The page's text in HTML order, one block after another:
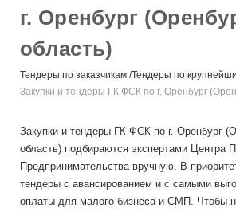
г. Оренбург
область)
Тендеры по заказчикам Тендеры по
Закупки и тендеры ГК ФСК по г. Оренбург
Закупки и тендеры ГК ФСК по г. Оренбург
область) подбираются экспертами Центра
Предпринимательства вручную. В
тендеры с авансированием и с самыми
оплаты для малого бизнеса и СМП. Чтобы